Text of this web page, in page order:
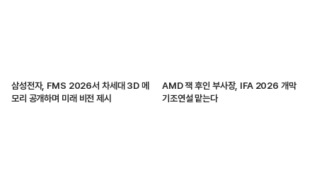
삼성전자, FMS 2026서 차세대 3D 메
모리 공개하며 미래 비전 제시
AMD 잭 후인 부사장, IFA 2026 개막
기조연설 맡는다